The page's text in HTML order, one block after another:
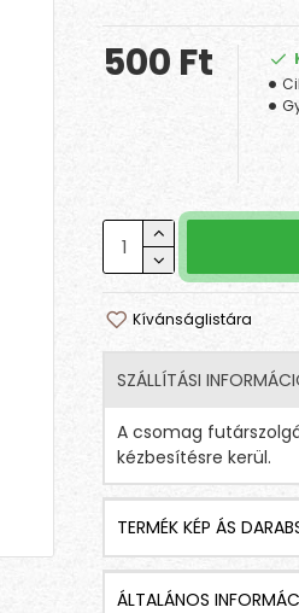
500 Ft
Kívánságlistára
SZÁLLÍTÁSI
A csomag
kézbesítésre kerül.
TERMÉK KÉP ÁS
ÁLTALÁNOS